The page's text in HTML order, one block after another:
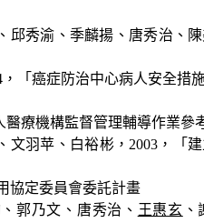
、邱秀渝、季麟揚、唐秀治、
，「癌症防治中心病人安全措
醫療機構監督管理輔導作業參
、文羽苹、白裕彬， 2003 ，「
協定委員會委託計畫
郭乃文、唐秀治、 王惠玄